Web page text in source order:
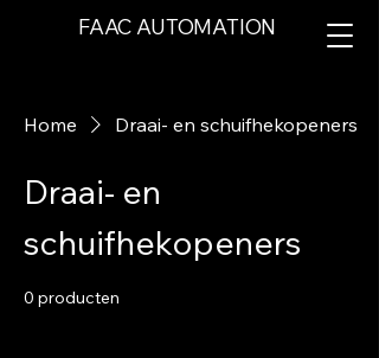
FAAC AUTOMATION
Home Draai- en schuifhekopeners
Draai- en
schuifhekopeners
0 producten